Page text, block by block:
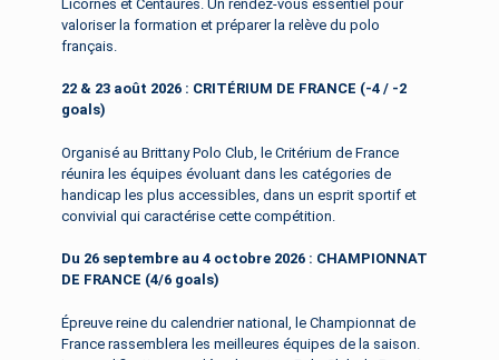
Licornes et Centaures. Un rendez-vous essentiel pour
valoriser la formation et préparer la relève du polo
français.
22 & 23 août 2026 : CRITÉRIUM DE FRANCE (-4 / -2
goals)
Organisé au Brittany Polo Club, le Critérium de France
réunira les équipes évoluant dans les catégories de
handicap les plus accessibles, dans un esprit sportif et
convivial qui caractérise cette compétition.
Du 26 septembre au 4 octobre 2026 : CHAMPIONNAT
DE FRANCE (4/6 goals)
Épreuve reine du calendrier national, le Championnat de
France rassemblera les meilleures équipes de la saison.